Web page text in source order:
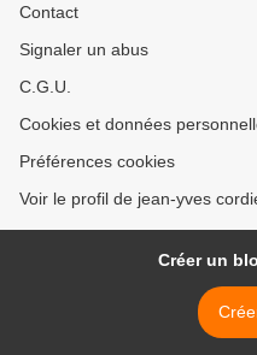
Contact
Signaler un abus
C.G.U.
Cookies et données
Préférences cookies
Voir le profil de jean-yves
Créer un